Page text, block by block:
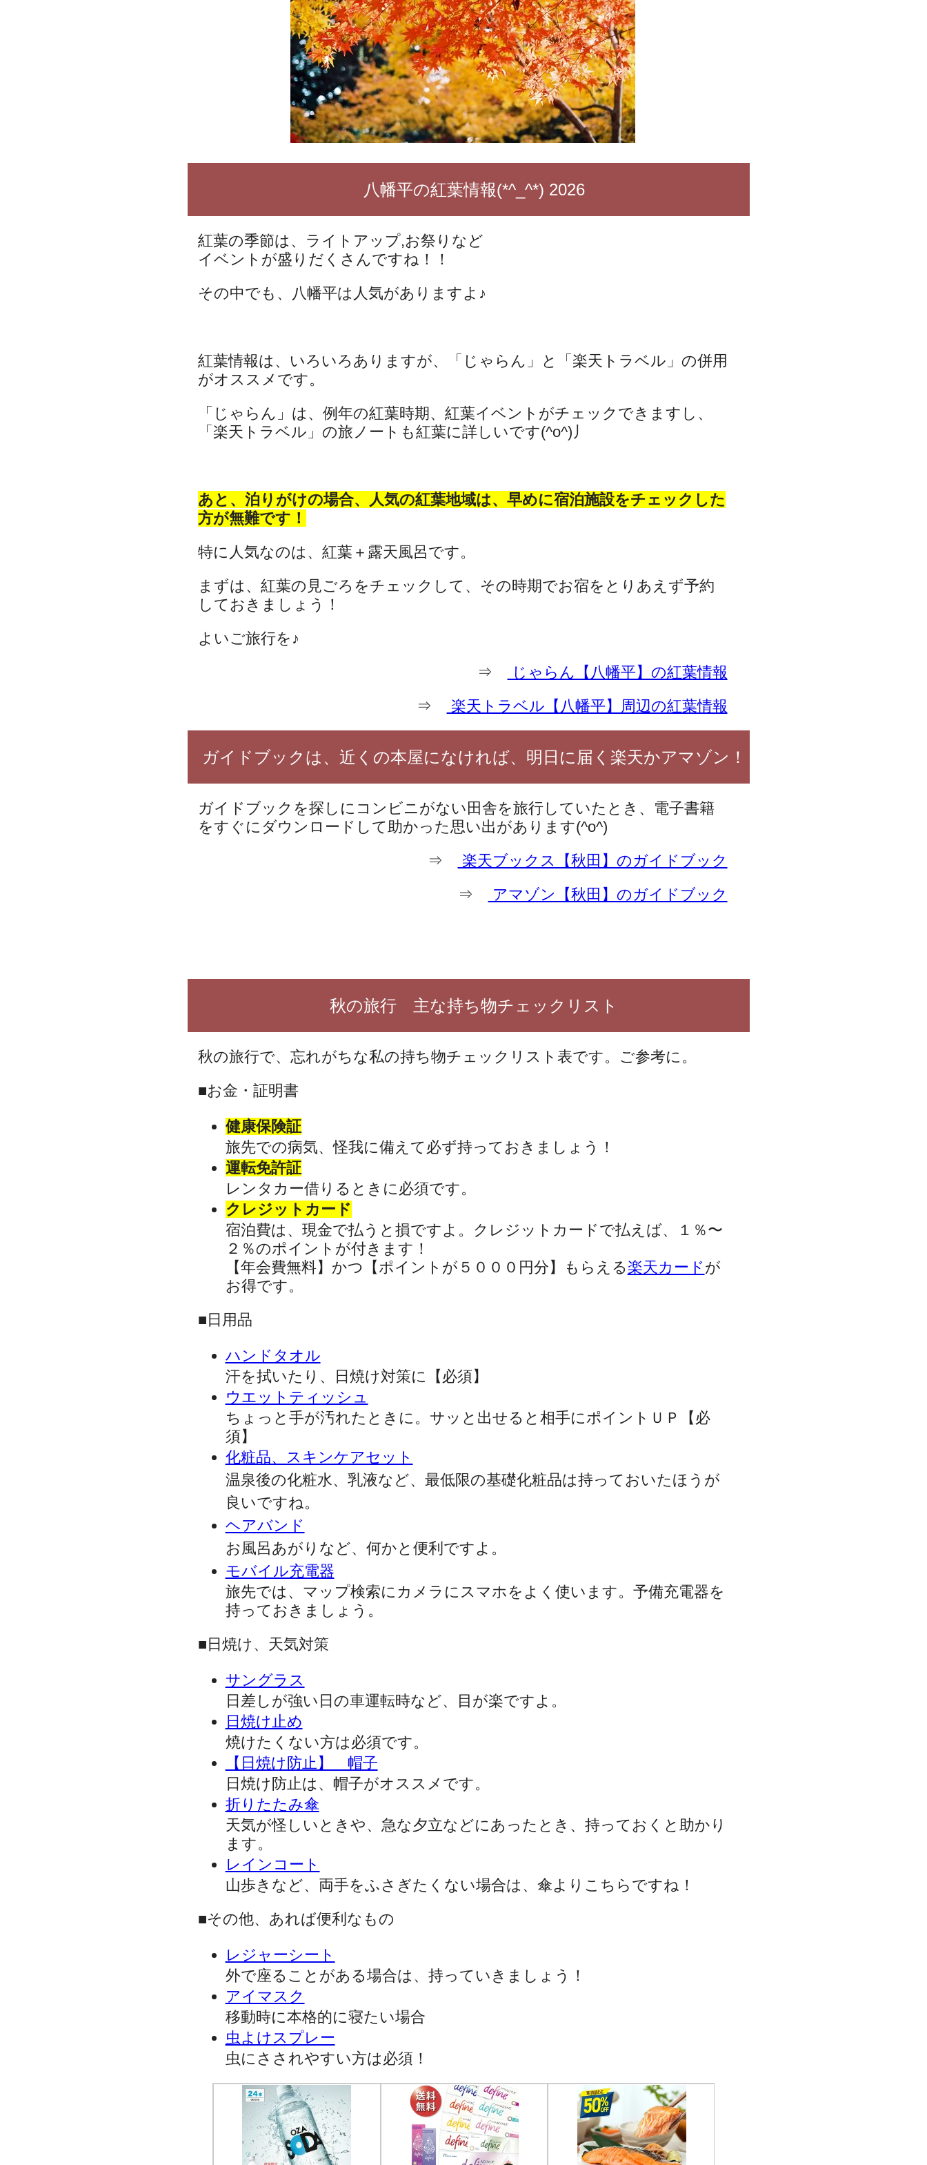
八幡平の紅葉情報(*^_^*) 2026
紅葉の季節は、ライトアップ,お祭りなど
イベントが盛りだくさんですね！！
その中でも、八幡平は人気がありますよ♪
紅葉情報は、いろいろありますが、「じゃらん」と「楽天トラベル」の併用
がオススメです。
「じゃらん」は、例年の紅葉時期、紅葉イベントがチェックできますし、
「楽天トラベル」の旅ノートも紅葉に詳しいです(^o^)丿
あと、泊りがけの場合、人気の紅葉地域は、早めに宿泊施設をチェックした
方が無難です！
特に人気なのは、紅葉＋露天風呂です。
まずは、紅葉の見ごろをチェックして、その時期でお宿をとりあえず予約
しておきましょう！
よいご旅行を♪
⇒
じゃらん【八幡平】の紅葉情報
⇒
楽天トラベル【八幡平】周辺の紅葉情報
ガイドブックは、近くの本屋になければ、明日に届く楽天かアマゾン！
ガイドブックを探しにコンビニがない田舎を旅行していたとき、電子書籍
をすぐにダウンロードして助かった思い出があります(^o^)
⇒
楽天ブックス【秋田】のガイドブック
⇒
アマゾン【秋田】のガイドブック
秋の旅行 主な持ち物チェックリスト
秋の旅行で、忘れがちな私の持ち物チェックリスト表です。ご参考に。
■お金・証明書
健康保険証
旅先での病気、怪我に備えて必ず持っておきましょう！
運転免許証
レンタカー借りるときに必須です。
クレジットカード
宿泊費は、現金で払うと損ですよ。クレジットカードで払えば、１％〜
２％のポイントが付きます！
【年会費無料】かつ【ポイントが５０００円分】もらえる 楽天カード が
お得です。
■日用品
ハンドタオル
汗を拭いたり、日焼け対策に【必須】
ウエットティッシュ
ちょっと手が汚れたときに。サッと出せると相手にポイントＵＰ【必
須】
化粧品、スキンケアセット
温泉後の化粧水、乳液など、最低限の基礎化粧品は持っておいたほうが
良いですね。
ヘアバンド
お風呂あがりなど、何かと便利ですよ。
モバイル充電器
旅先では、マップ検索にカメラにスマホをよく使います。予備充電器を
持っておきましょう。
■日焼け、天気対策
サングラス
日差しが強い日の車運転時など、目が楽ですよ。
日焼け止め
焼けたくない方は必須です。
【日焼け防止】 帽子
日焼け防止は、帽子がオススメです。
折りたたみ傘
天気が怪しいときや、急な夕立などにあったとき、持っておくと助かり
ます。
レインコート
山歩きなど、両手をふさぎたくない場合は、傘よりこちらですね！
■その他、あれば便利なもの
レジャーシート
外で座ることがある場合は、持っていきましょう！
アイマスク
移動時に本格的に寝たい場合
虫よけスプレー
虫にさされやすい方は必須！